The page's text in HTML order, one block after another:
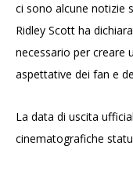
ci sono alcune notizie
Ridley Scott ha
necessario per creare
aspettative dei fan e
La data di uscita
cinematografiche